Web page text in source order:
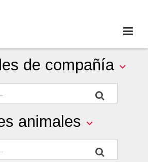
de compañía
animales